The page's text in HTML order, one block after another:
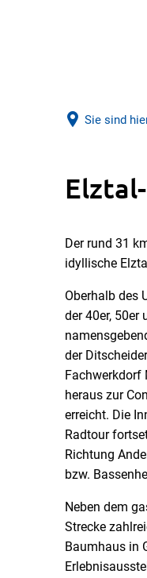
Sie sind
Der rund 31
idyllische
Oberhalb des
der 40er, 50er
der
Fachwerkdorf
heraus zur
erreicht. Die
Radtour
Richtung
bzw.
Neben dem
Strecke
Baumhaus in